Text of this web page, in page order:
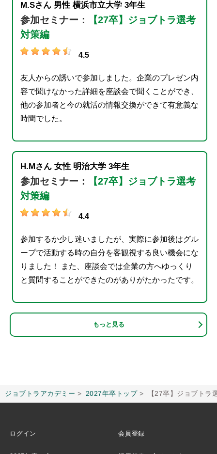
M.Sさん 男性 横浜市立大学 3年生
参加セミナー：
【27卒】ジョブトラ選考
対策編
4.5
友人からの誘いで参加しました。企業のプレゼン内
容で聞けなかった詳細を座談会で聞くことができ、
他の参加者と今の就活の情報交換ができて有意義な
時間でした。
H.Mさん 女性 明治大学 3年生
参加セミナー：
【27卒】ジョブトラ選考
対策編
4.4
参加するか少し迷いましたが、実際に参加後はグル
ープで活動する時の自分を客観視する良い機会にな
りました！ また、座談会では企業の方へゆっくり
と質問することができたのがありがたかったです。
もっと見る
ジョブトラアカデミー 2027年卒トップ 【27卒】ジョブトラ
ログイン 会員登録